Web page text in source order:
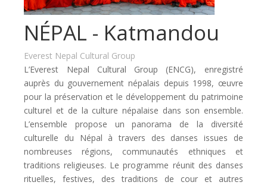
NÉPAL - Katmandou
Everest Nepal Cultural Group
L’Everest Nepal Cultural Group (ENCG), enregistré
auprès du gouvernement népalais depuis 1998, œuvre
pour la préservation et le développement du patrimoine
culturel et de la culture népalaise dans son ensemble.
L’ensemble propose un panorama de la diversité
culturelle du Népal à travers des danses issues de
nombreuses régions, communautés ethniques et
traditions religieuses. Le programme réunit des danses
rituelles, festives, des traditions de cour et autres